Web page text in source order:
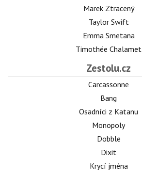
Marek Ztracený
Taylor Swift
Emma Smetana
Timothée Chalamet
Zestolu.cz
Carcassonne
Bang
Osadníci z Katanu
Monopoly
Dobble
Dixit
Krycí jména